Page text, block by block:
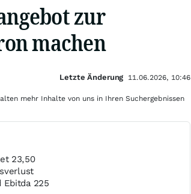
zur
machen
23,50
Ebitda 225
Letzte Änderung 11.06.2026, 10:46
mehr Inhalte von uns in Ihren Suchergebnissen